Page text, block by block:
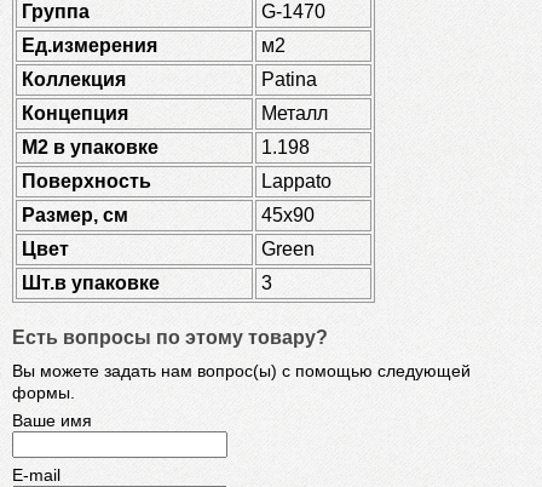
Группа
G-1470
Ед.измерения
м2
Коллекция
Patina
Концепция
Металл
М2 в упаковке
1.198
Поверхность
Lappato
Размер, см
45x90
Цвет
Green
Шт.в упаковке
3
Есть вопросы по этому товару?
Вы можете задать нам вопрос(ы) с помощью следующей
формы.
Ваше имя
E-mail